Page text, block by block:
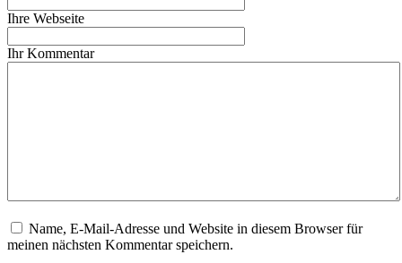
Ihre Webseite
Ihr Kommentar
Name, E-Mail-Adresse und Website in diesem Browser für
meinen nächsten Kommentar speichern.